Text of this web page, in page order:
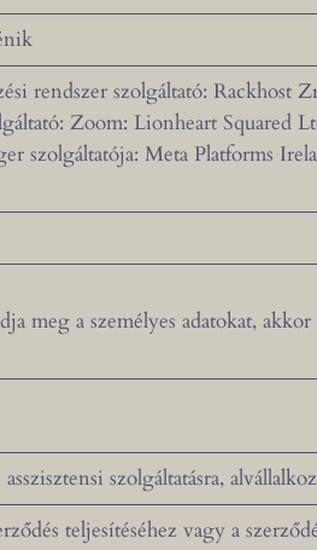
rendszer szolgáltató: Rackhost
Zoom: Lionheart Squared
szolgáltatója: Meta Platforms
meg a személyes adatokat,
szolgáltatásra,
teljesítéséhez vagy a